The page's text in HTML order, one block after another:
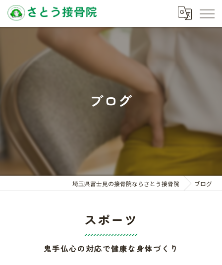
ブログ
埼玉県富士見の接骨院ならさとう接骨院 ブログ
スポーツ
鬼手仏心の対応で健康な身体づくり